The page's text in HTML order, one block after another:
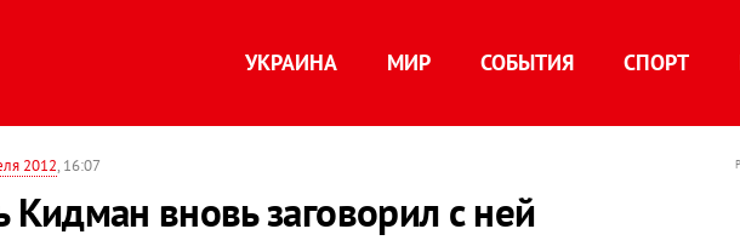
УКРАИНА МИР СОБЫТИЯ СПОРТ
2012, 16:07
вновь заговорил с ней